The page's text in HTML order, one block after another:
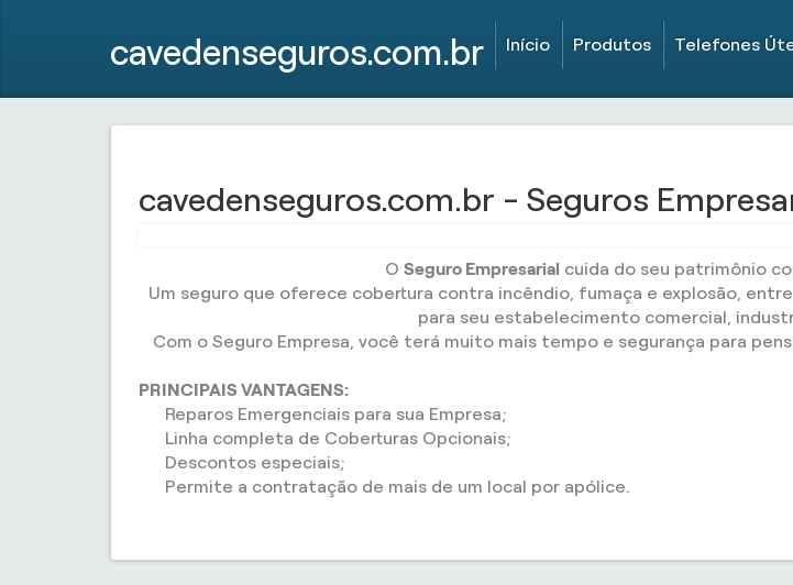
cavedenseguros.com.br Início Produtos Telefones
cavedenseguros.com.br - Seguros
O Seguro Empresarial cuida do seu patrimônio
Um seguro que oferece cobertura contra incêndio, fumaça e explosão,
para seu estabelecimento comercial,
Com o Seguro Empresa, você terá muito mais tempo e segurança para
PRINCIPAIS VANTAGENS:
Reparos Emergenciais para sua Empresa;
Linha completa de Coberturas Opcionais;
Descontos especiais;
Permite a contratação de mais de um local por apólice.